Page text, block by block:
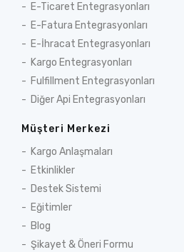
E-Ticaret Entegrasyonları
E-Fatura Entegrasyonları
E-İhracat Entegrasyonları
Kargo Entegrasyonları
Fulfillment Entegrasyonları
Diğer Api Entegrasyonları
Müşteri Merkezi
Kargo Anlaşmaları
Etkinlikler
Destek Sistemi
Eğitimler
Blog
Şikayet & Öneri Formu